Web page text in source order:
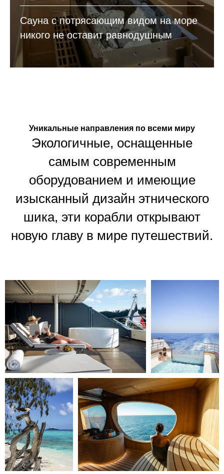
Сауна с потрясающим видом на море
никого не оставит равнодушным
Уникальные направления по всеми миру
Экологичные, оснащенные
самым современным
оборудованием и имеющие
изысканный дизайн этнического
шика, эти корабли открывают
новую главу в мире путешествий.